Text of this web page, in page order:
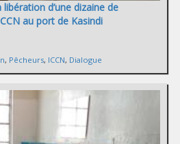
d’une dizaine de
au port de Kasindi
, Pêcheurs, ICCN, Dialogue